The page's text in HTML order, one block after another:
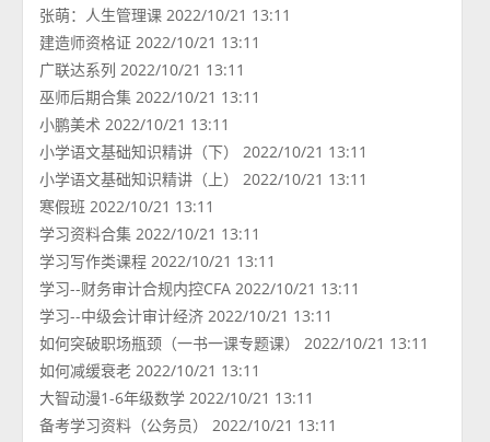
张萌：人生管理课 2022/10/21 13:11
建造师资格证 2022/10/21 13:11
广联达系列 2022/10/21 13:11
巫师后期合集 2022/10/21 13:11
小鹏美术 2022/10/21 13:11
小学语文基础知识精讲（下） 2022/10/21 13:11
小学语文基础知识精讲（上） 2022/10/21 13:11
寒假班 2022/10/21 13:11
学习资料合集 2022/10/21 13:11
学习写作类课程 2022/10/21 13:11
学习--财务审计合规内控CFA 2022/10/21 13:11
学习--中级会计审计经济 2022/10/21 13:11
如何突破职场瓶颈（一书一课专题课） 2022/10/21 13:11
如何减缓衰老 2022/10/21 13:11
大智动漫1-6年级数学 2022/10/21 13:11
备考学习资料（公务员） 2022/10/21 13:11